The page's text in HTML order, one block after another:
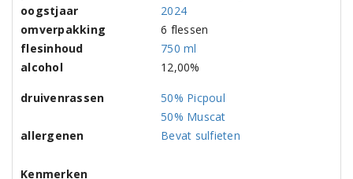
oogstjaar
2024
omverpakking
6 flessen
flesinhoud
750 ml
alcohol
12,00%
druivenrassen
50% Picpoul
50% Muscat
allergenen
Bevat sulfieten
Kenmerken